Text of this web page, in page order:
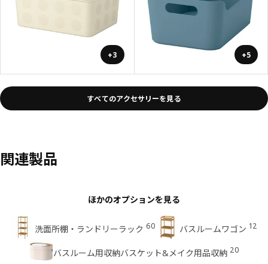
+3 +5
すべてのアクセサリーを見る
関連製品
ほかのオプションを見る
洗面所棚・ランドリーラック 60 バスルームワゴン 12
バスルーム用収納バスケット&メイク用品収納 20